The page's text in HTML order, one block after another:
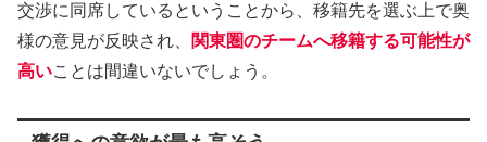
交渉に同席しているということから、移籍先を選ぶ上で奥
様の意見が反映され、
関東圏のチームへ移籍する可能性が
高いことは間違いないでしょう。